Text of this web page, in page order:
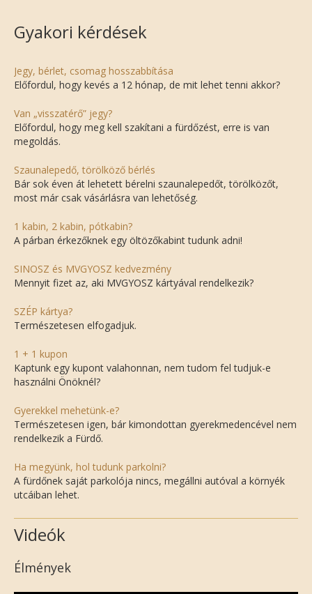
Gyakori kérdések
Jegy, bérlet, csomag hosszabbítása
Előfordul, hogy kevés a 12 hónap, de mit lehet tenni akkor?
Van „visszatérő” jegy?
Előfordul, hogy meg kell szakítani a fürdőzést, erre is van
megoldás.
Szaunalepedő, törölköző bérlés
Bár sok éven át lehetett bérelni szaunalepedőt, törölközőt,
most már csak vásárlásra van lehetőség.
1 kabin, 2 kabin, pótkabin?
A párban érkezőknek egy öltözőkabint tudunk adni!
SINOSZ és MVGYOSZ kedvezmény
Mennyit fizet az, aki MVGYOSZ kártyával rendelkezik?
SZÉP kártya?
Természetesen elfogadjuk.
1 + 1 kupon
Kaptunk egy kupont valahonnan, nem tudom fel tudjuk-e
használni Önöknél?
Gyerekkel mehetünk-e?
Természetesen igen, bár kimondottan gyerekmedencével nem
rendelkezik a Fürdő.
Ha megyünk, hol tudunk parkolni?
A fürdőnek saját parkolója nincs, megállni autóval a környék
utcáiban lehet.
Videók
Élmények